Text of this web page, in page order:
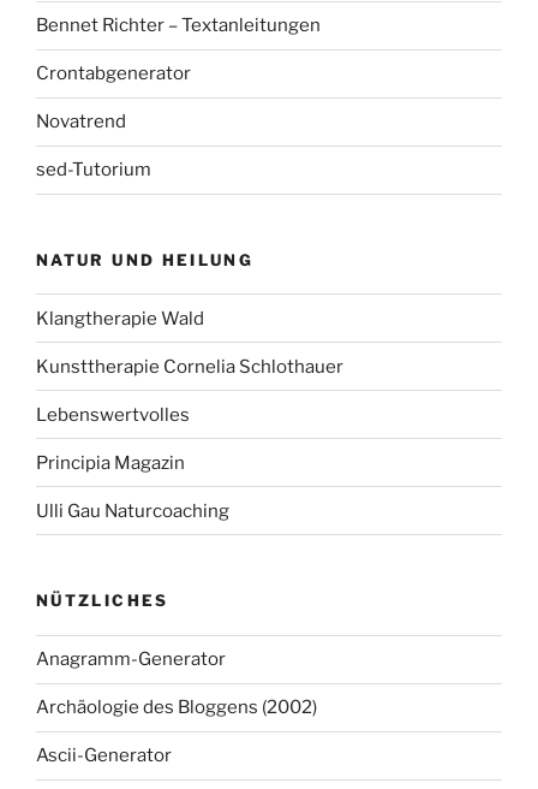
Bennet Richter – Textanleitungen
Crontabgenerator
Novatrend
sed-Tutorium
NATUR UND HEILUNG
Klangtherapie Wald
Kunsttherapie Cornelia Schlothauer
Lebenswertvolles
Principia Magazin
Ulli Gau Naturcoaching
NÜTZLICHES
Anagramm-Generator
Archäologie des Bloggens (2002)
Ascii-Generator